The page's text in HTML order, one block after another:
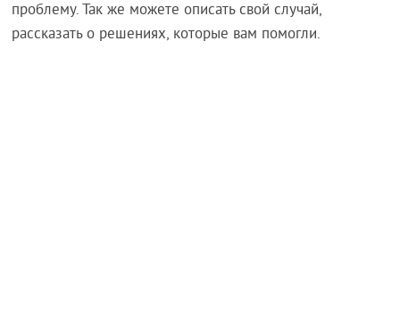
проблему. Так же можете описать свой случай,
рассказать о решениях, которые вам помогли.